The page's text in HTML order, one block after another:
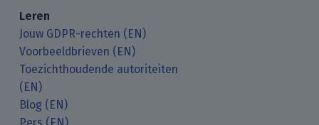
Leren
Jouw GDPR-rechten (EN)
Voorbeeldbrieven (EN)
Toezichthoudende autoriteiten
(EN)
Blog (EN)
Pers (EN)